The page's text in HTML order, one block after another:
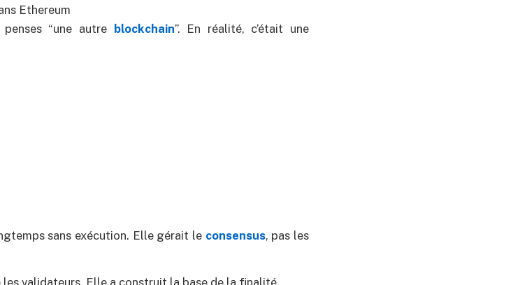
“une autre blockchain”. En réalité, c’était une
sans exécution. Elle gérait le consensus, pas les